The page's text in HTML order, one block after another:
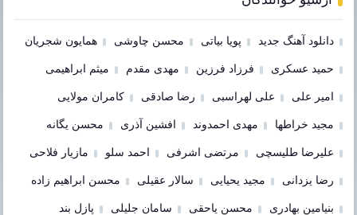
دانلود آهنگ جدید پویا بیاتی محسن چاوشی همایون شجریان
حمید عسکری فرزاد فرزین مهدی مقدم میثم ابراهیمی
امیر علی علی لهراسبی رضا صادقی کامران مولایی
مجید خراطها مهدی احمدوند افشین آذری محسن یگانه
علیرضا طلیسچی مرتضی اشرفی احمد سلو مازیار فلاحی
رضا یزدانی مجید یحیایی سالار عقیلی محسن ابراهیم زاده
بنیامین بهادری محسن یاحقی سامان جلیلی پازل بند